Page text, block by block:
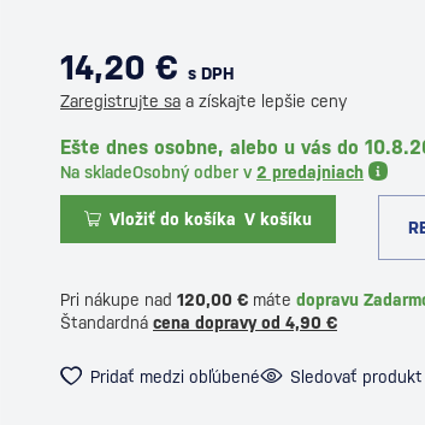
14,20 € s DPH
Zaregistrujte sa a získajte lepšie ceny
Ešte dnes osobne, alebo u vás do
Na skladeOsobný odber v 2 predajniach
Vložiť do košíka V košíku
Pri nákupe nad 120,00 € máte dopravu
Štandardná cena dopravy od 4,90 €
Pridať medzi obľúbené Sledovať produkt